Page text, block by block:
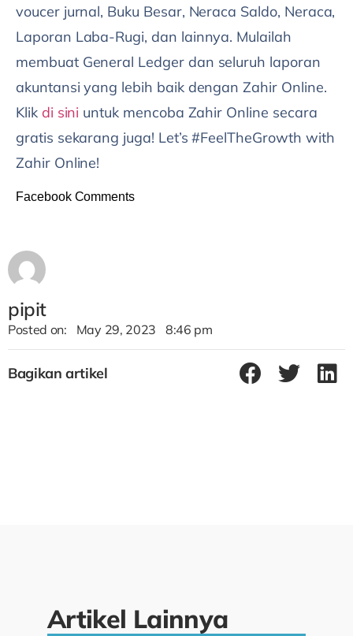
voucer jurnal, Buku Besar, Neraca Saldo, Neraca,
Laporan Laba-Rugi, dan lainnya. Mulailah
membuat General Ledger dan seluruh laporan
akuntansi yang lebih baik dengan Zahir Online.
Klik di sini untuk mencoba Zahir Online secara
gratis sekarang juga! Let’s #FeelTheGrowth with
Zahir Online!
Facebook Comments
pipit
Posted on: May 29, 2023 8:46 pm
Bagikan artikel
Artikel Lainnya